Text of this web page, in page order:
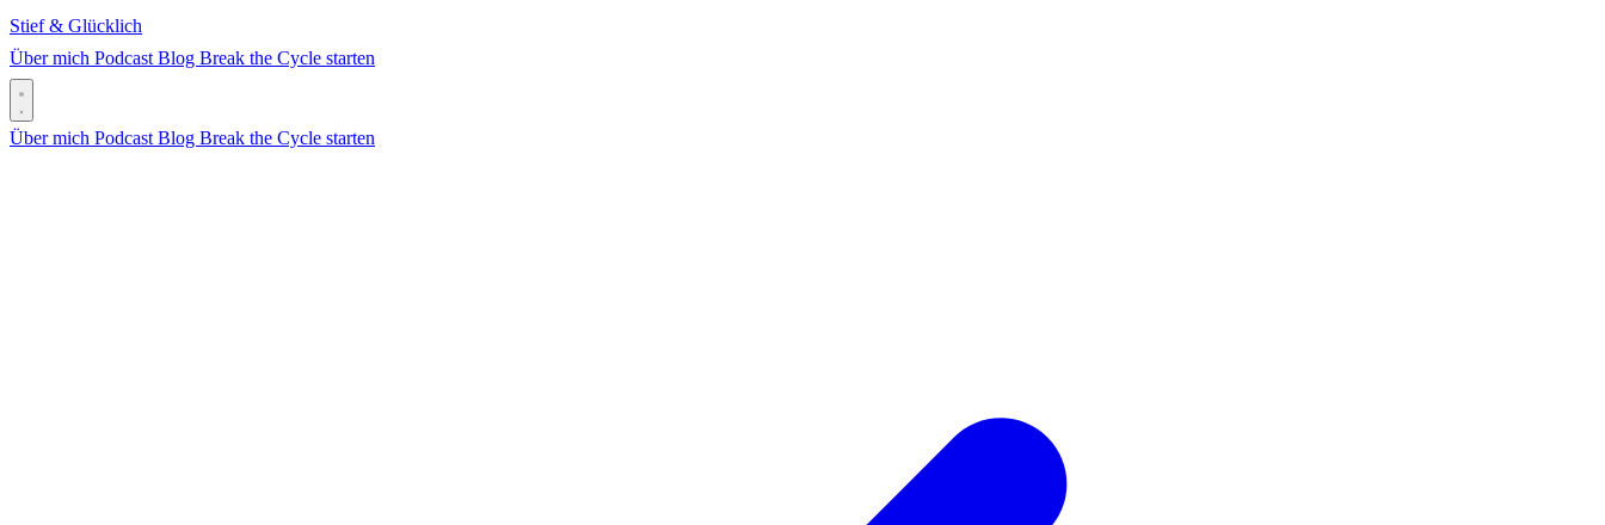
Stief & Glücklich
Über mich Podcast Blog Break the Cycle starten
Über mich Podcast Blog Break the Cycle starten